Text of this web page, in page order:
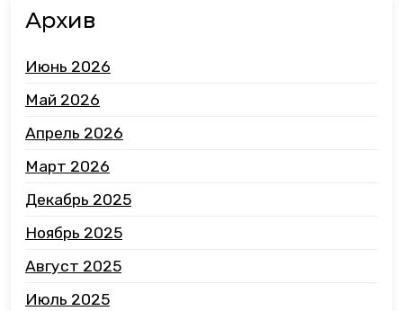
Архив
Июнь 2026
Май 2026
Апрель 2026
Март 2026
Декабрь 2025
Ноябрь 2025
Август 2025
Июль 2025